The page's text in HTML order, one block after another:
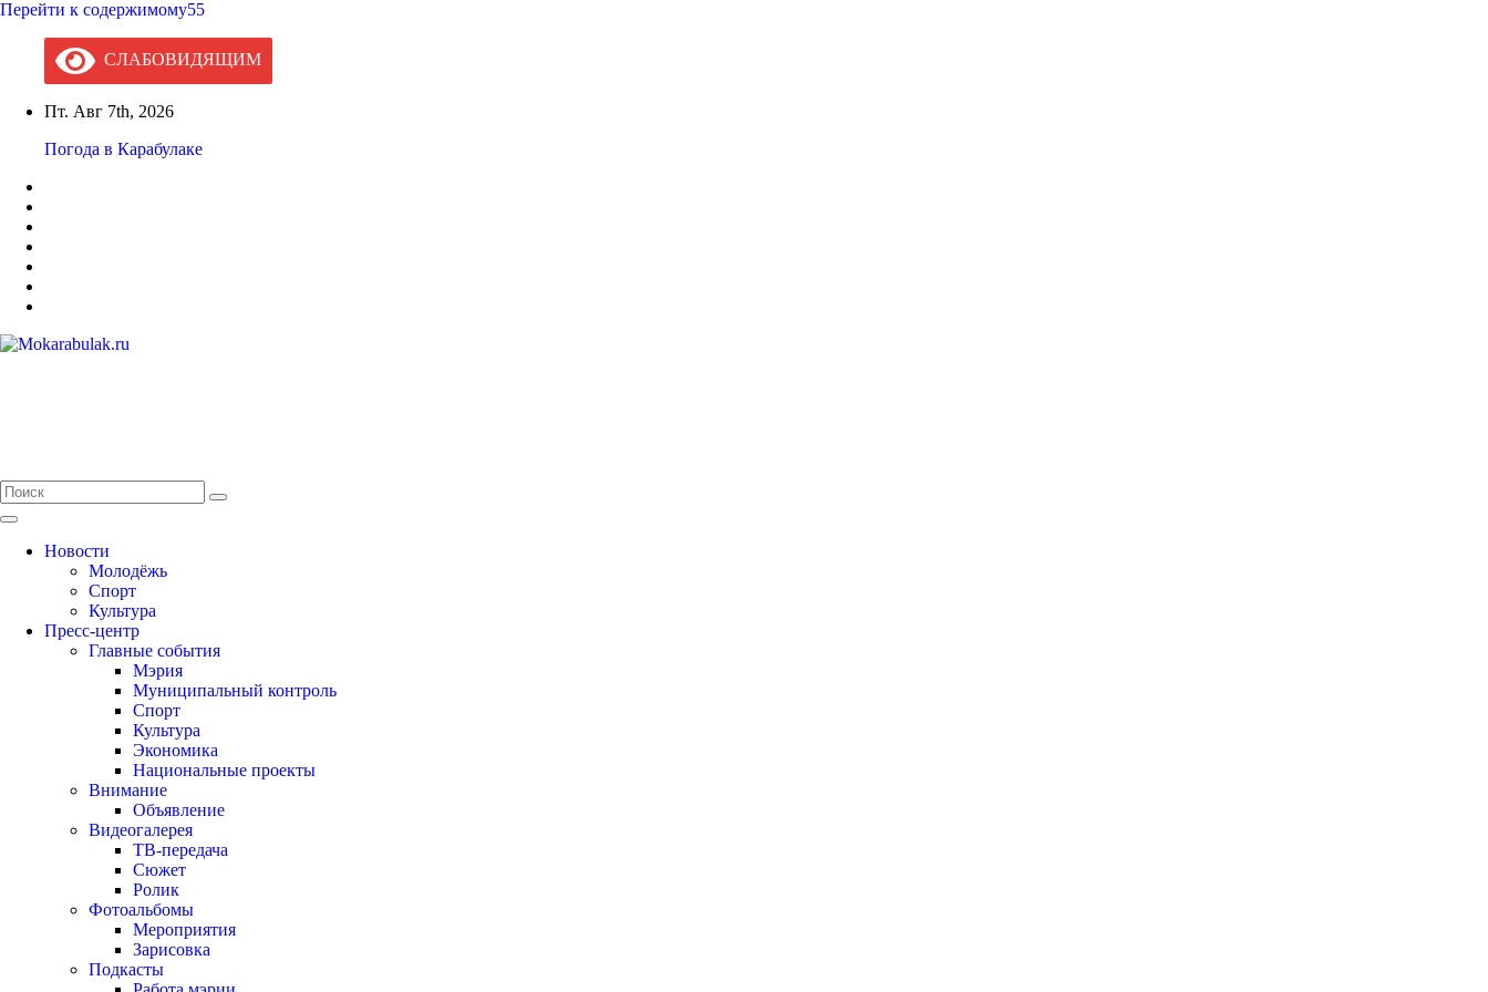
Перейти к содержимому55
СЛАБОВИДЯЩИМ
Пт. Авг 7th, 2026
Погода в Карабулаке
Новости
Молодёжь
Спорт
Культура
Пресс-центр
Главные события
Мэрия
Муниципальный контроль
Спорт
Культура
Экономика
Национальные проекты
Внимание
Объявление
Видеогалерея
ТВ-передача
Сюжет
Ролик
Фотоальбомы
Мероприятия
Зарисовка
Подкасты